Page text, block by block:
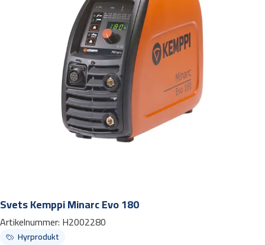
Svets Kemppi Minarc Evo 180
Artikelnummer: H2002280
Hyrprodukt